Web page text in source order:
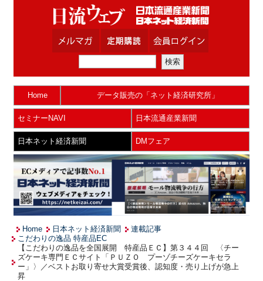
Home データ販売の「ネット経済研究所」
セミナーNAVI 日本流通産業新聞
日本ネット経済新聞 DMフェア
Home 日本ネット経済新聞
連載記事
こだわりの逸品 特産品EC
【こだわりの逸品を全国展開 特産品ＥＣ】第３４４回 〈チー
ズケーキ専門ＥＣサイト「ＰＵＺＯ プーゾチーズケーキセラ
ー」〉／ベストお取り寄せ大賞受賞後、認知度・売り上げが急上
昇